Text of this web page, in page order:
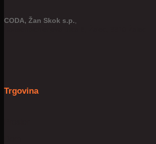
CODA, Žan Skok s.p.
Trgovina